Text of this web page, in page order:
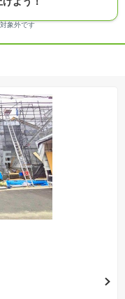
像の場合、今回販売の物件と異な
す。
ない項目もあります。
す。
、土地購入者の設計プランの参考
時、そのプラン例は特定の建築請
同様のものが同価格で建てられる
ません。
負契約が、一定期間内に成立する
負契約成立に向けて設計プランを
をするために必要な相当の期間の
現できたかどうかにより結論を出
納得のいくプランが出来ず、建築請
契約にかかった代金（土地代金、
額表示」で統一しています。
いた建物価格」と「土地価格」の
にかかる費用を表示しています。
確認をしていただくようにお願い
ては最新のものに変更されている
象外です